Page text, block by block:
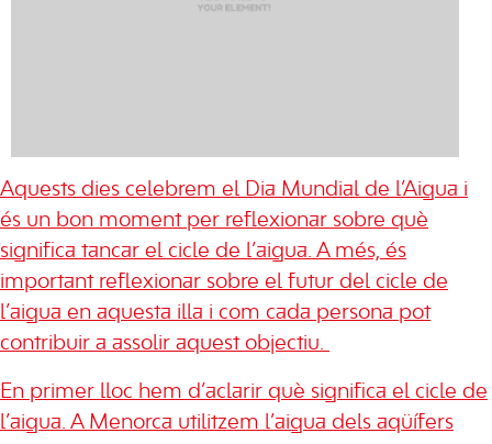
Aquests dies celebrem el Dia Mundial de l’Aigua i
és un bon moment per reflexionar sobre què
significa tancar el cicle de l’aigua. A més, és
important reflexionar sobre el futur del cicle de
l’aigua en aquesta illa i com cada persona pot
contribuir a assolir aquest objectiu.
En primer lloc hem d’aclarir què significa el cicle de
l’aigua. A Menorca utilitzem l’aigua dels aqüífers